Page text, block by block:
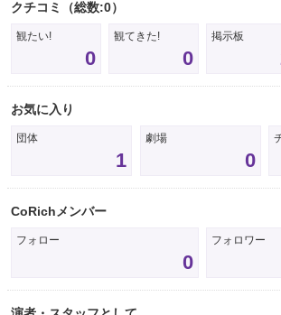
クチコミ （総数:0）
観たい!
0
観てきた!
0
掲示板
お気に入り
団体
1
劇場
0
CoRichメンバー
フォロー
0
フォロワー